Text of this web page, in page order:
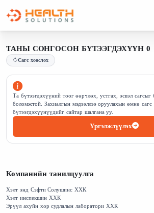
ТАНЫ СОНГОСОН БҮТЭЭГДЭХҮҮН 0
Сагс хоослох
Та бүтээгдэхүүний тоог өөрчлөх, устгах, эсвэл сагсыг
боломжтой. Захиалгын мэдээллээ оруулахын өмнө сагс
бүтээгдэхүүнүүдийг сайтар шалгана уу.
Үргэлжлүүлэх
Компанийн танилцуулга
Хэлт энд Сэфти Солушинс ХХК
Хэлт инспекшин ХХК
Эрүүл ахуйн хор судлалын лаборатори ХХК